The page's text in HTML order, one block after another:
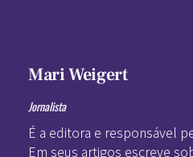
Mari Weigert
Jornalista
É a editora e responsável
Em seus artigos escreve